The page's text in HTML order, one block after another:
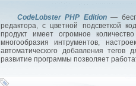
CodeLobster PHP Edition—
редактора, с цветной подсветкой
продукт имеет огромное
многообразия интрументов,
автоматического добавления
развитие программы позволяет